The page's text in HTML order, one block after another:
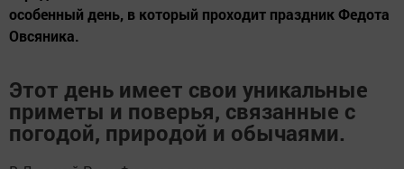
особенный день, в который проходит праздник Федота
Овсяника.
Этот день имеет свои уникальные
приметы и поверья, связанные с
погодой, природой и обычаями.